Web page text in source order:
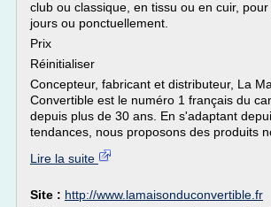
club ou classique, en tissu ou en cuir,
jours ou ponctuellement.
Prix
Réinitialiser
Concepteur, fabricant et distributeur, La
Convertible est le numéro 1 français du
depuis plus de 30 ans. En s'adaptant
tendances, nous proposons des produits
Lire la suite
Site : http://www.lamaisonduconvertible.fr